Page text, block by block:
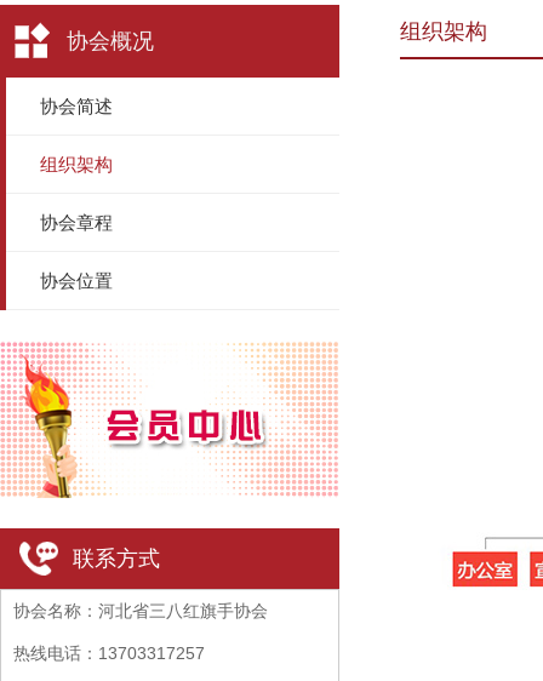
协会概况
协会简述
组织架构
协会章程
协会位置
联系方式
协会名称：河北省三八红旗手协会
热线电话：13703317257
组织架构